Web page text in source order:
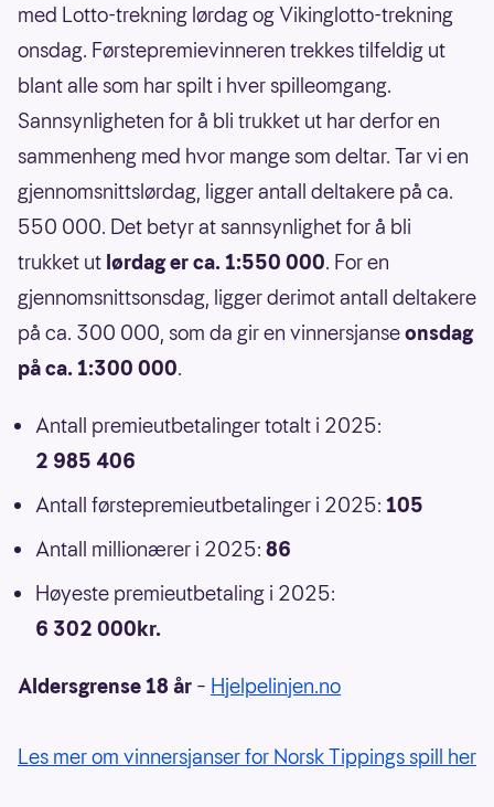
med Lotto-trekning lørdag og Vikinglotto-trekning
onsdag. Førstepremievinneren trekkes tilfeldig ut
blant alle som har spilt i hver spilleomgang.
Sannsynligheten for å bli trukket ut har derfor en
sammenheng med hvor mange som deltar. Tar vi en
gjennomsnittslørdag, ligger antall deltakere på ca.
550 000. Det betyr at sannsynlighet for å bli
trukket ut lørdag er ca. 1:550 000. For en
gjennomsnittsonsdag, ligger derimot antall deltakere
på ca. 300 000, som da gir en vinnersjanseonsdag
på ca. 1:300 000.
Antall premieutbetalinger totalt i 2025:
2 985 406
Antall førstepremieutbetalinger i 2025: 105
Antall millionærer i 2025: 86
Høyeste premieutbetaling i 2025:
6 302 000kr.
Aldersgrense 18 år – Hjelpelinjen.no
Les mer om vinnersjanser for Norsk Tippings spill her